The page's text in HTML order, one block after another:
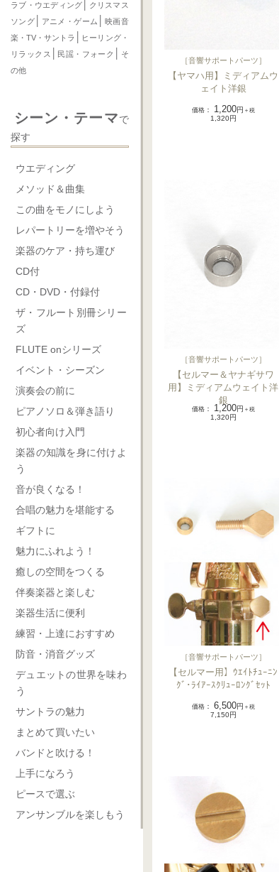
ラブ・ウエディング
クリスマス
ソング
アニメ・ゲーム
映画音
楽・TV・サントラ
ヒーリング・
リラックス
民謡・フォーク
そ
の他
シーン・テーマで
探す
ウエディング
メソッド＆曲集
この曲をモノにしよう
レパートリーを増やそう
楽器のケア・持ち運び
CD付
CD・DVD・付録付
ザ・フルート別冊シリー
ズ
FLUTE onシリーズ
イベント・シーズン
演奏会の前に
ピアノソロ＆弾き語り
初心者向け入門
楽器の知識を身に付けよ
う
音が良くなる！
合唱の魅力を堪能する
ギフトに
魅力にふれよう！
癒しの空間をつくる
伴奏楽器と楽しむ
楽器生活に便利
練習・上達におすすめ
防音・消音グッズ
デュエットの世界を味わ
う
サントラの魅力
まとめて買いたい
バンドと吹ける！
上手になろう
ピースで選ぶ
アンサンブルを楽しもう
［音響サポートパーツ］
【ヤマハ用】ミディアムウ
ェイト洋銀
価格： 1,200円 ＋税
1,320円
［音響サポートパーツ］
【セルマー＆ヤナギサワ
用】ミディアムウェイト洋
銀
価格： 1,200円 ＋税
1,320円
［音響サポートパーツ］
【セルマー用】ｳｴｲﾄﾁｭｰﾆﾝ
ｸﾞ･ﾗｲｱｰｽｸﾘｭｰﾛﾝｸﾞｾｯﾄ
価格： 6,500円 ＋税
7,150円